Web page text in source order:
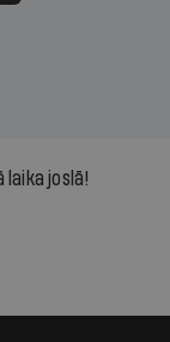
laika joslā!